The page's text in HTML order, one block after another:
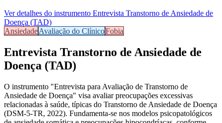
Ver detalhes do instrumento Entrevista Transtorno de Ansiedade de
Doença (TAD)
AnsiedadeAvaliação do ClínicoFobia
Entrevista Transtorno de Ansiedade de
Doença (TAD)
O instrumento "Entrevista para Avaliação de Transtorno de
Ansiedade de Doença" visa avaliar preocupações excessivas
relacionadas à saúde, típicas do Transtorno de Ansiedade de Doença
(DSM-5-TR, 2022). Fundamenta-se nos modelos psicopatológicos